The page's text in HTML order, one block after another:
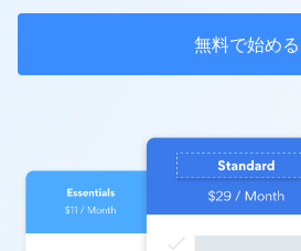
無料で始める